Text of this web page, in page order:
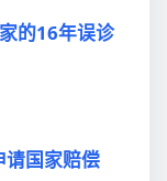
的16年误诊
请国家赔偿